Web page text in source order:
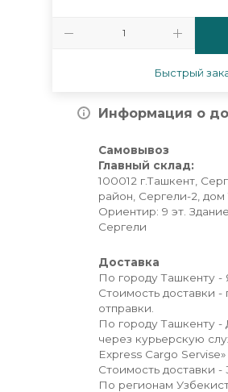
Быстрый
Информация о
Самовывоз
Главный склад:
100012 г.Ташкент,
район, Сергели-2, дом
Ориентир: 9 эт.
Сергели
Доставка
По городу Ташкенту -
Стоимость доставки -
отправки.
По городу Ташкенту -
через курьерскую
Express Cargo Servise»
Стоимость доставки -
По регионам